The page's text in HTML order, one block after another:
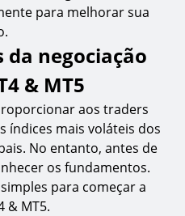
para melhorar sua
negociação
& MT5
aos traders
índices mais voláteis dos
No entanto, antes de
os fundamentos.
para começar a
& MT5.